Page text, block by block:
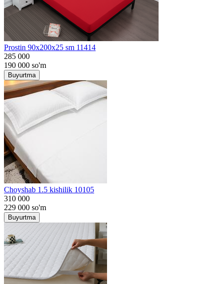
Prostin 90x200x25 sm 11414
285 000
190 000 so'm
Buyurtma
Choyshab 1.5 kishilik 10105
310 000
229 000 so'm
Buyurtma